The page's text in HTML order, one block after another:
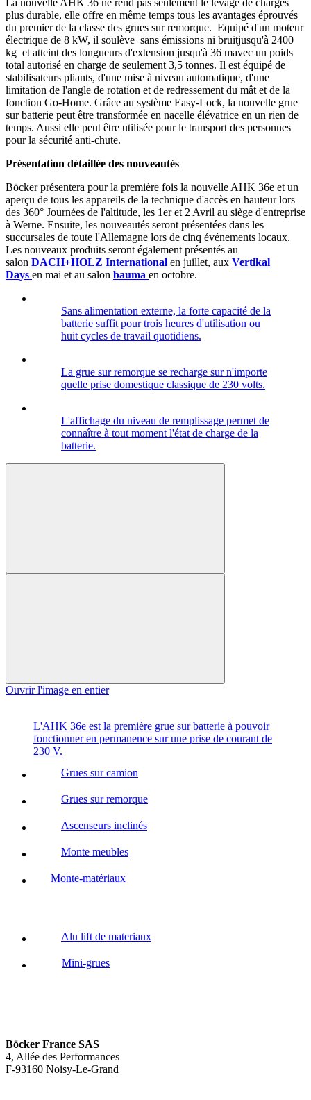
plus durable, elle offre en même temps tous les avantages éprouvés
du premier de la classe des grues sur remorque. Equipé d'un moteur
électrique de 8 kW, il soulève sans émissions ni bruitjusqu'à 2400
kg et atteint des longueurs d'extension jusqu'à 36 mavec un poids
total autorisé en charge de seulement 3,5 tonnes. Il est équipé de
stabilisateurs pliants, d'une mise à niveau automatique, d'une
limitation de l'angle de rotation et de redressement du mât et de la
fonction Go-Home. Grâce au système Easy-Lock, la nouvelle grue
sur batterie peut être transformée en nacelle élévatrice en un rien de
temps. Aussi elle peut être utilisée pour le transport des personnes
pour la sécurité anti-chute.
Présentation détaillée des nouveautés
Böcker présentera pour la première fois la nouvelle AHK 36e et un
aperçu de tous les appareils de la technique d'accès en hauteur lors
des 360° Journées de l'altitude, les 1er et 2 Avril au siège d'entreprise
à Werne. Ensuite, les nouveautés seront présentées dans les
succursales de toute l'Allemagne lors de cinq événements locaux.
Les nouveaux produits seront également présentés au
salon DACH+HOLZ International en juillet, aux Vertikal
Days en mai et au salon bauma en octobre.
Sans alimentation externe, la forte capacité de la
batterie suffit pour trois heures d'utilisation ou
huit cycles de travail quotidiens.
La grue sur remorque se recharge sur n'importe
quelle prise domestique classique de 230 volts.
L'affichage du niveau de remplissage permet de
connaître à tout moment l'état de charge de la
batterie.
Ouvrir l'image en entier
L'AHK 36e est la première grue sur batterie à pouvoir
fonctionner en permanence sur une prise de courant de
230 V.
Grues sur camion
Grues sur remorque
Ascenseurs inclinés
Monte meubles
Monte-matériaux
Alu lift de materiaux
Mini-grues
Böcker France SAS
4, Allée des Performances
F-93160 Noisy-Le-Grand